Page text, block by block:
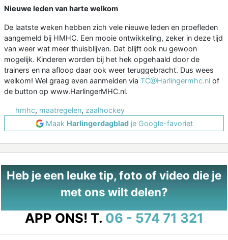
Nieuwe leden van harte welkom
De laatste weken hebben zich vele nieuwe leden en proefleden
aangemeld bij HMHC. Een mooie ontwikkeling, zeker in deze tijd
van weer wat meer thuisblijven. Dat blijft ook nu gewoon
mogelijk. Kinderen worden bij het hek opgehaald door de
trainers en na afloop daar ook weer teruggebracht. Dus wees
welkom! Wel graag even aanmelden via TC@Harlingermhc.nl of
de button op www.HarlingerMHC.nl.
hmhc, maatregelen, zaalhockey
Maak Harlingerdagbladje Google-favoriet
Heb je een leuke tip, foto of video die je
met ons wilt delen?
APP ONS! T. 06 - 574 71 321